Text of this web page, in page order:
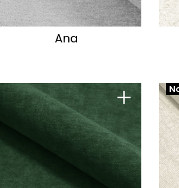
Ana
+